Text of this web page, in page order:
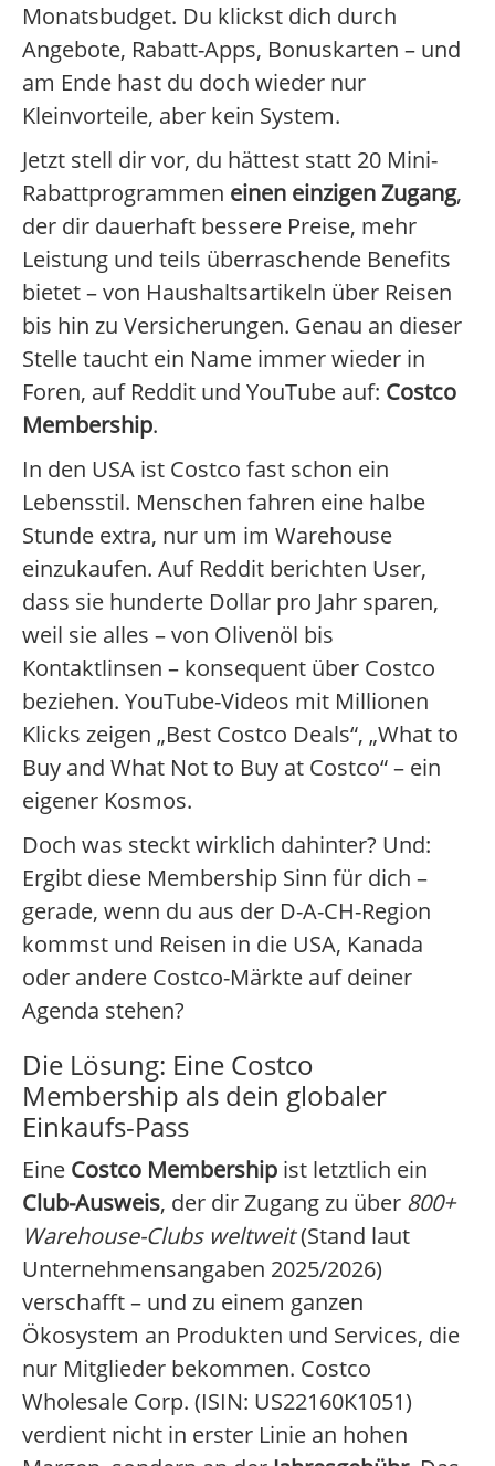
Monatsbudget. Du klickst dich durch
Angebote, Rabatt-Apps, Bonuskarten – und
am Ende hast du doch wieder nur
Kleinvorteile, aber kein System.
Jetzt stell dir vor, du hättest statt 20 Mini-
Rabattprogrammen einen einzigen Zugang,
der dir dauerhaft bessere Preise, mehr
Leistung und teils überraschende Benefits
bietet – von Haushaltsartikeln über Reisen
bis hin zu Versicherungen. Genau an dieser
Stelle taucht ein Name immer wieder in
Foren, auf Reddit und YouTube auf: Costco
Membership.
In den USA ist Costco fast schon ein
Lebensstil. Menschen fahren eine halbe
Stunde extra, nur um im Warehouse
einzukaufen. Auf Reddit berichten User,
dass sie hunderte Dollar pro Jahr sparen,
weil sie alles – von Olivenöl bis
Kontaktlinsen – konsequent über Costco
beziehen. YouTube-Videos mit Millionen
Klicks zeigen „Best Costco Deals“, „What to
Buy and What Not to Buy at Costco“ – ein
eigener Kosmos.
Doch was steckt wirklich dahinter? Und:
Ergibt diese Membership Sinn für dich –
gerade, wenn du aus der D-A-CH-Region
kommst und Reisen in die USA, Kanada
oder andere Costco-Märkte auf deiner
Agenda stehen?
Die Lösung: Eine Costco
Membership als dein globaler
Einkaufs-Pass
Eine Costco Membership ist letztlich ein
Club-Ausweis, der dir Zugang zu über 800+
Warehouse-Clubs weltweit(Stand laut
Unternehmensangaben 2025/2026)
verschafft – und zu einem ganzen
Ökosystem an Produkten und Services, die
nur Mitglieder bekommen. Costco
Wholesale Corp. (ISIN: US22160K1051)
verdient nicht in erster Linie an hohen